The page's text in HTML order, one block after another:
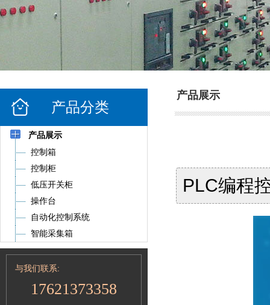
产品分类
产品展示
控制箱
控制柜
低压开关柜
操作台
自动化控制系统
智能采集箱
与我们联系:
17621373358
产品展示
PLC编程